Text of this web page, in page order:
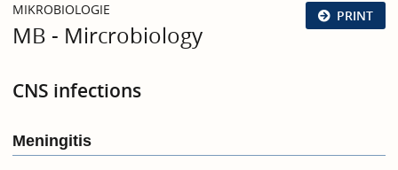
PRINT
MIKROBIOLOGIE
MB - Mircrobiology
CNS infections
Meningitis